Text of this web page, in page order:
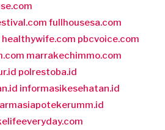
fullhousesa.com
healthywife.com pbcvoice.com
marrakechimmo.com
polrestoba.id
informasikesehatan.id